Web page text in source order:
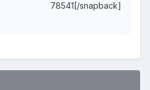
78541[/snapback]